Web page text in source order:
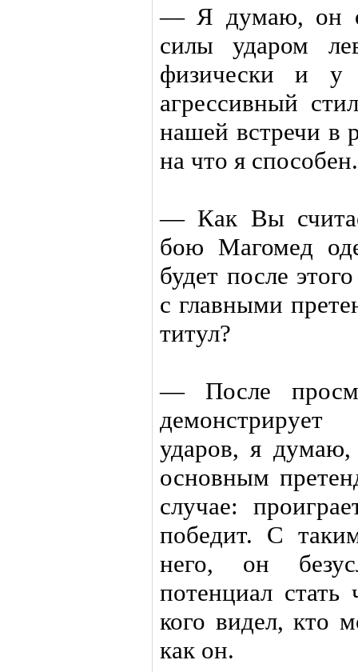
— Я думаю, он
силы ударом
физически и у
агрессивный
нашей встречи в
на что я способен.
— Как Вы
бою Магомед
будет после
с главными
титул?
— После
ударов, я
основным
случае:
победит. С
него, он
потенциал
кого видел, кто
как он.